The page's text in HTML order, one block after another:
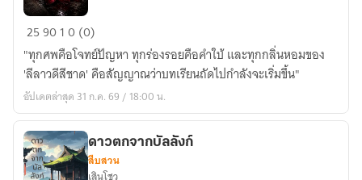
ลีลา
สี
ชาด
259010 (0)
"ทุกศพคือโจทย์ปัญหา ทุกร่องรอยคือคำใบ้ และทุกกลิ่นหอมของ
'ลีลาวดีสีชาด' คือสัญญาณว่าบทเรียนถัดไปกำลังจะเริ่มขึ้น"
อัปเดตล่าสุด 31 ก.ค. 69 / 18:00 น.
ดาวตกจากบัลลังก์
สืบสวน